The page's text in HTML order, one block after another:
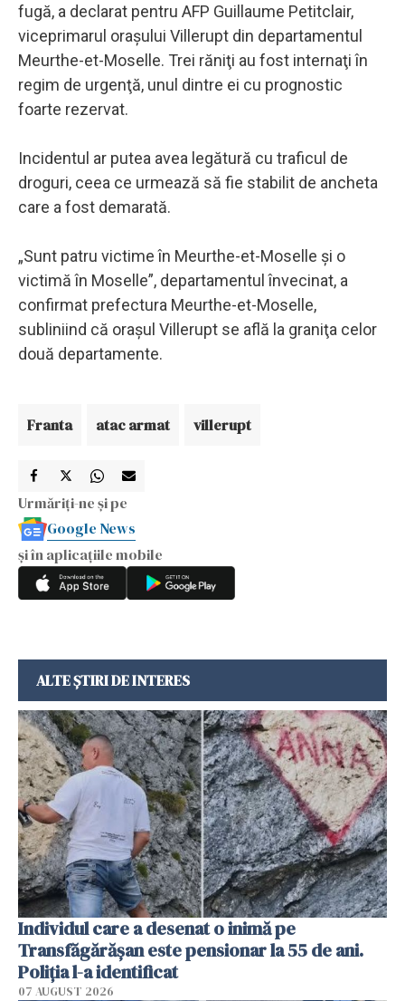
fugă, a declarat pentru AFP Guillaume Petitclair,
viceprimarul oraşului Villerupt din departamentul
Meurthe-et-Moselle. Trei răniţi au fost internaţi în
regim de urgenţă, unul dintre ei cu prognostic
foarte rezervat.
Incidentul ar putea avea legătură cu traficul de
droguri, ceea ce urmează să fie stabilit de ancheta
care a fost demarată.
„Sunt patru victime în Meurthe-et-Moselle şi o
victimă în Moselle”, departamentul învecinat, a
confirmat prefectura Meurthe-et-Moselle,
subliniind că oraşul Villerupt se află la graniţa celor
două departamente.
Franta atac armat villerupt
Urmăriți-ne și pe
Google News
și în aplicațiile mobile
ALTE ȘTIRI DE INTERES
Individul care a desenat o inimă pe
Transfăgărășan este pensionar la 55 de ani.
Poliția l-a identificat
07 AUGUST 2026